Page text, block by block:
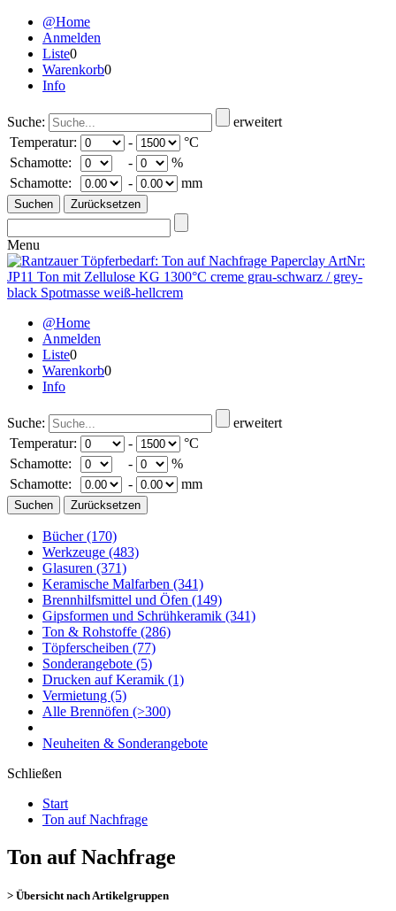
@Home
Anmelden
Liste0
Warenkorb0
Info
Suche:
erweitert
Temperatur:
-
°C
Schamotte:
-
%
Schamotte:
- mm
Menu
@Home
Anmelden
Liste0
Warenkorb0
Info
Suche:
erweitert
Temperatur:
-
°C
Schamotte:
-
%
Schamotte:
- mm
Bücher(170)
Werkzeuge (483)
Glasuren (371)
Keramische Malfarben (341)
Brennhilfsmittel und Öfen (149)
Gipsformen und Schrühkeramik (341)
Ton & Rohstoffe (286)
Töpferscheiben (77)
Sonderangebote (5)
Drucken auf Keramik (1)
Vermietung (5)
Alle Brennöfen (>300)
Neuheiten & Sonderangebote
Schließen
Start
Ton auf Nachfrage
Ton auf Nachfrage
> Übersicht nach Artikelgruppen